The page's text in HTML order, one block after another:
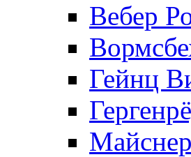
Вебер
Гейнц